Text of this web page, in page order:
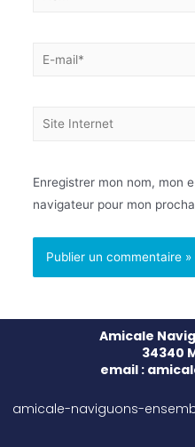
Enregistrer mon nom, mon
navigateur pour mon
Amicale
34340
email :
amicale-naviguons-